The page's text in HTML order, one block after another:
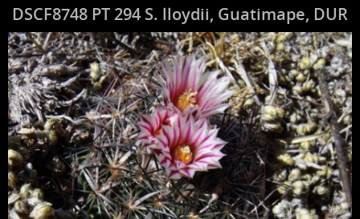
DSCF8748 PT 294 S. lloydii, Guatimape, DUR